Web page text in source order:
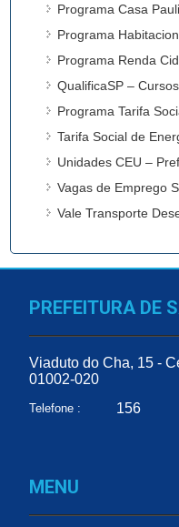
Programa Casa
Programa
Programa Renda
QualificaSP –
Programa Tarifa
Tarifa Social de
Unidades CEU –
Vagas de Emprego
Vale Transporte
PREFEITURA DE
Viaduto do Cha, 15 -
01002-020
Telefone : 156
MENU